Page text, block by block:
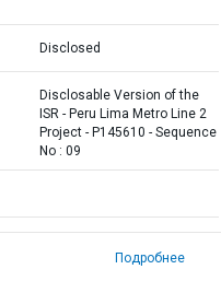
Disclosed
Disclosable Version of the
ISR - Peru Lima Metro Line 2
Project - P145610 - Sequence
No : 09
Подробнее